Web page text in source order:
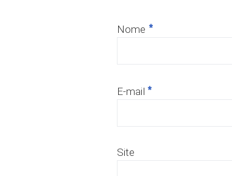
Nome *
E-mail *
Site